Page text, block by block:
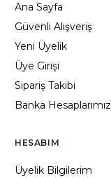
Ana Sayfa
Güvenli Alışveriş
Yeni Üyelik
Üye Girişi
Sipariş Takibi
Banka Hesaplarımız
HESABIM
Üyelik Bilgilerim